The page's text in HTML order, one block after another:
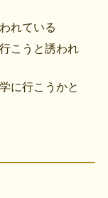
れている
こうと誘われ
に行こうかと